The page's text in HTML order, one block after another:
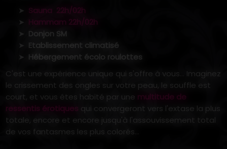
Sauna 22h/02h
Hammam 22h/02h
Donjon SM
Etablissement climatisé
Hébergement écolo roulottes
C'est une expérience unique qui s'offre à vous... Imaginez
le crissement des ongles sur votre peau, le souffle est
court, et vous êtes habité par une multitude de
ressentis érotiques qui convergeront vers l'extase la plus
totale, encore et encore jusqu'à l'assouvissement total
de vos fantasmes les plus colorés...